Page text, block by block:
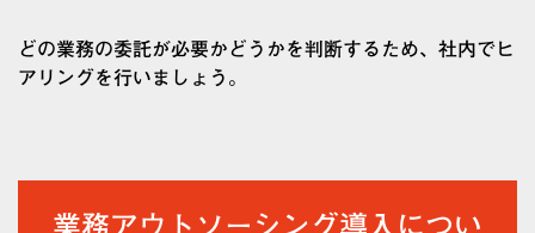
どの業務の委託が必要かどうかを判断するため、社内でヒ
アリングを行いましょう。
業務アウトソーシング導入につい